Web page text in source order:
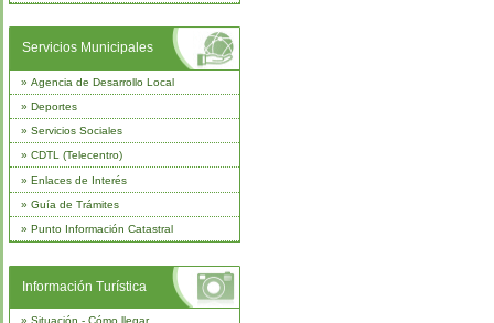
Servicios Municipales
» Agencia de Desarrollo Local
» Deportes
» Servicios Sociales
» CDTL (Telecentro)
» Enlaces de Interés
» Guía de Trámites
» Punto Información Catastral
Información Turística
» Situación - Cómo llegar